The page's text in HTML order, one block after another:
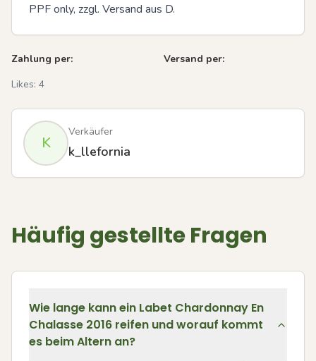
PPF only, zzgl. Versand aus D.
Zahlung per:
Versand per:
Likes: 4
K
Verkäufer
k_llefornia
Häufig gestellte Fragen
Wie lange kann ein Labet Chardonnay En
Chalasse 2016 reifen und worauf kommt
es beim Altern an?